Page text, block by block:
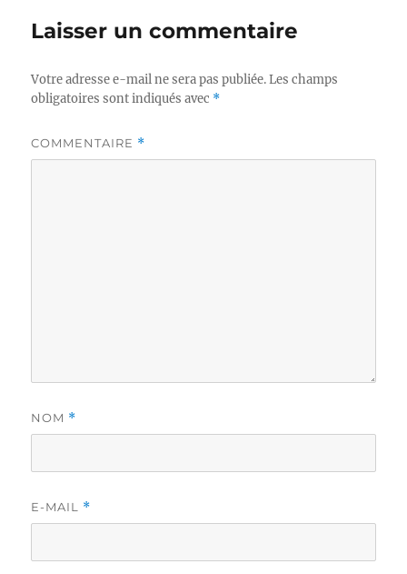
Laisser un commentaire
Votre adresse e-mail ne sera pas publiée. Les champs
obligatoires sont indiqués avec *
COMMENTAIRE *
NOM *
E-MAIL *